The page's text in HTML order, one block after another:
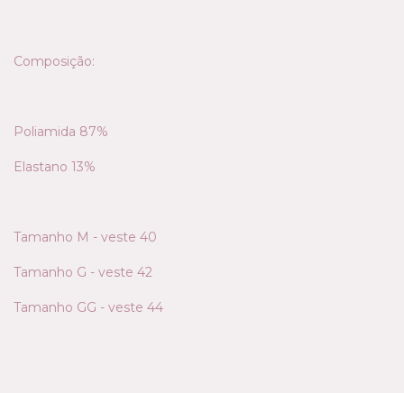
Composição:
Poliamida 87%
Elastano 13%
Tamanho M - veste 40
Tamanho G - veste 42
Tamanho GG - veste 44